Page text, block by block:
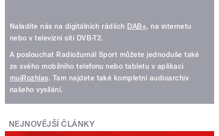
Naladíte nás na digitálních rádiích DAB+, na internetu
nebo v televizní síti DVB-T2.
A poslouchat Radiožurnál Sport můžete jednoduše také
ze svého mobilního telefonu nebo tabletu v aplikaci
mujRozhlas. Tam najdete také kompletní audioarchiv
našeho vysílání.
NEJNOVĚJŠÍ ČLÁNKY